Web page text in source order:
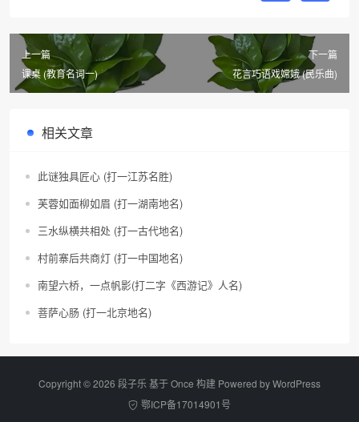
上一篇
课桌 (教育名词一)
下一篇
花言巧语戏嫦娥 (民乐曲)
相关文章
此谜独具匠心 (打一江苏名胜)
芙蓉如面柳如眉 (打一湖南地名)
三水纵横共相处 (打一古代地名)
村前寨后共商灯 (打一中国地名)
南望六桥，一点帆影(打二字《西游记》人名)
菩萨心肠 (打一北京地名)
Copyright © 2026 段子乐 基于 Once 构建 Powered byWordPress
鄂ICP备17014901号